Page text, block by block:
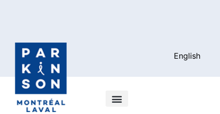
English